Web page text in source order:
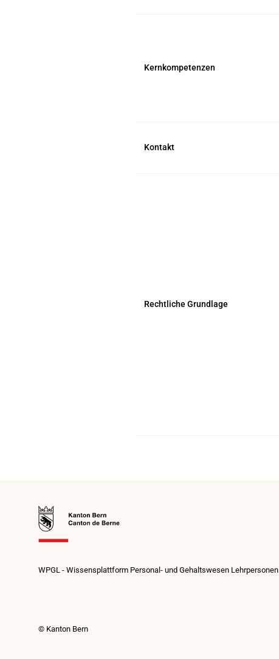
Kernkompetenzen
Kontakt
Rechtliche Grundlage
Zur
Startseite
WPGL - Wissensplattform Personal- und Gehaltswesen Lehrpersonen
© Kanton Bern